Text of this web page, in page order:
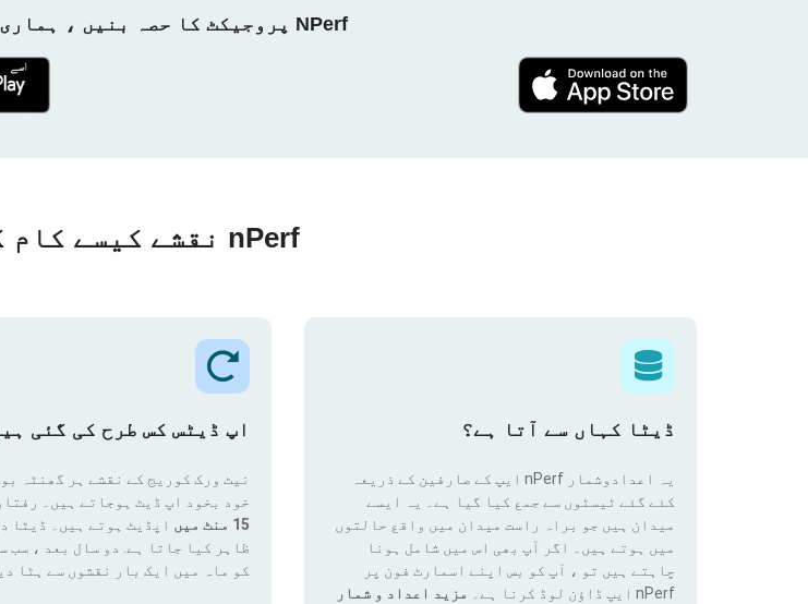
NPerf پروجیکٹ کا حصہ بنیں ، ہماری ایپ ڈاؤن لوڈ کریں!
nPerf نقشے کیسے کام کرتے ہیں ؟
ڈیٹا کہاں سے آتا ہے؟
یہ اعدادوشمار nPerf ایپ کے صارفین کے ذریعہ
کئے گئے ٹیسٹوں سے جمع کیا گیا ہے۔ یہ ایسے
میدان ہیں جو براہ راست میدان میں واقع حالتوں
میں ہوتے ہیں۔ اگر آپ بھی اس میں شامل ہونا
چاہتے ہیں تو ، آپ کو بس اپنے اسمارٹ فون پر
nPerf ایپ ڈاؤن لوڈ کرنا ہے۔
مزید اعداد و شمار
اپ ڈیٹس کس طرح کی گئی
نیٹ ورک کوریج کے نقشے ہر گھنٹہ
خود بخود اپ ڈیٹ ہوجاتے ہیں۔
15 منٹ میں
اپڈیٹ ہوتے ہیں۔ ڈیٹا
ظاہر کیا جاتا ہے. دو سال بعد ، سب
کو ماہ میں ایک بار نقشوں سے ہٹا